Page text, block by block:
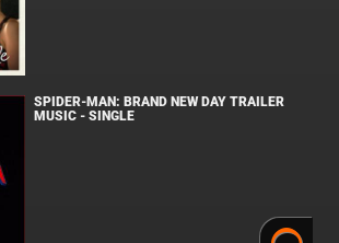
SPIDER-MAN: BRAND NEW DAY TRAILER
MUSIC - SINGLE